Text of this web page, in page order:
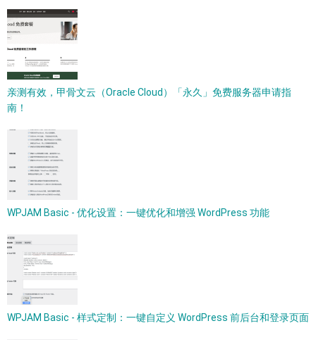
亲测有效，甲骨文云（Oracle Cloud）「永久」免费服务器申请指
南！
WPJAM Basic - 优化设置：一键优化和增强 WordPress 功能
WPJAM Basic - 样式定制：一键自定义 WordPress 前后台和登录页面